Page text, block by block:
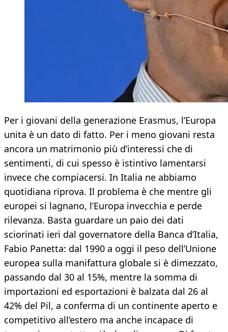
Per i giovani della generazione Erasmus, l’Europa
unita è un dato di fatto. Per i meno giovani resta
ancora un matrimonio più d’interessi che di
sentimenti, di cui spesso è istintivo lamentarsi
invece che compiacersi. In Italia ne abbiamo
quotidiana riprova. Il problema è che mentre gli
europei si lagnano, l’Europa invecchia e perde
rilevanza. Basta guardare un paio dei dati
sciorinati ieri dal governatore della Banca d’Italia,
Fabio Panetta: dal 1990 a oggi il peso dell’Unione
europea sulla manifattura globale si è dimezzato,
passando dal 30 al 15%, mentre la somma di
importazioni ed esportazioni è balzata dal 26 al
42% del Pil, a conferma di un continente aperto e
competitivo all’estero ma anche incapace di